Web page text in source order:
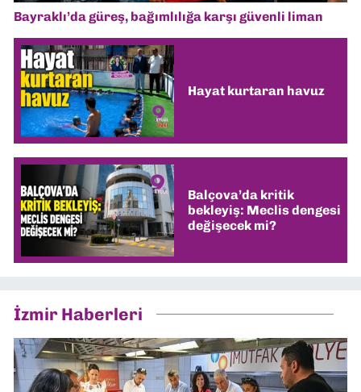
Bayraklı’da güreş, bağımlılığa karşı güvenli liman
Hayat kurtaran havuz
Balçova’da kritik
bekleyiş: Meclis dengesi
değişecek mi?
İzmir Haberleri